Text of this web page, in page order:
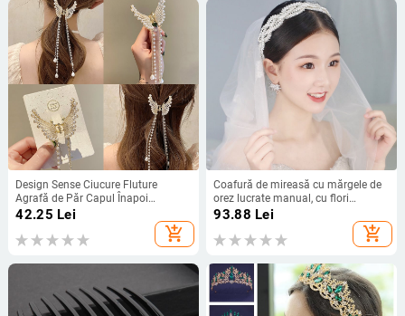
Design Sense Ciucure Fluture
Agrafă de Păr Capul Înapoi
Coreean Elegant Prinde Clip Rechin
Clip Internet Celebrity 2021 Nou
42.25 Lei
add_shopping_cart
Coafură de mireasă cu mărgele de
orez lucrate manual, cu flori
răsucite, accesorii de păr pentru
93.88 Lei
add_shopping_cart